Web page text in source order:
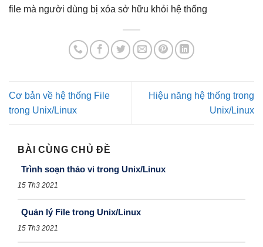
file mà người dùng bị xóa sở hữu khỏi hệ thống
Cơ bản về hệ thống File
trong Unix/Linux
Hiệu năng hệ thống trong
Unix/Linux
BÀI CÙNG CHỦ ĐỀ
Trình soạn thảo vi trong Unix/Linux
15 Th3 2021
Quản lý File trong Unix/Linux
15 Th3 2021